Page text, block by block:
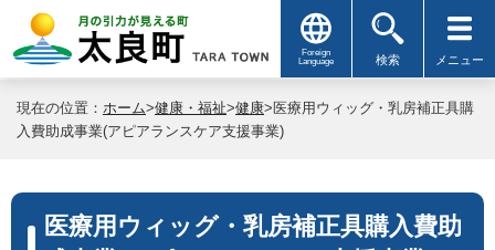
Foreign
Language
検索 メニュー
現在の位置： ホーム>健康・福祉>健康>医療用ウィッグ・乳房補正具購
入費助成事業(アピアランスケア支援事業)
医療用ウィッグ・乳房補正具購入費助